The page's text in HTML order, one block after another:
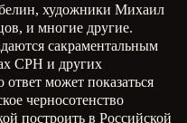
художники Михаил
и многие другие.
сакраментальным
СРН и других
может показаться
черносотенство
построить в Российской